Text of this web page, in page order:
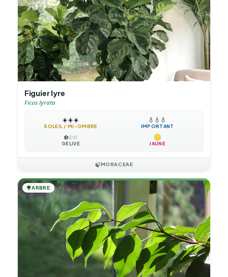
Figuier lyre
Ficus lyrata
☀️☀️☀️
SOLEIL / MI-OMBRE
💧 💧 💧
IMPORTANT
❄️❄️❄️
GÉLIVE JAUNE
🍃MORACEAE
🌳ARBRE